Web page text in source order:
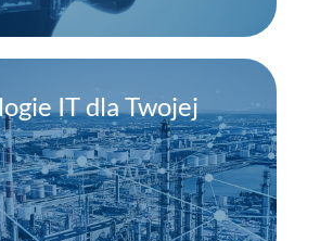
IT dla Twojej